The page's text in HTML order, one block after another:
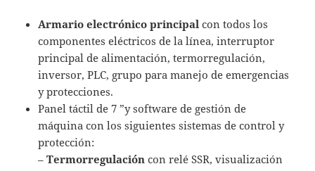
Armario electrónico principal con todos los
componentes eléctricos de la línea, interruptor
principal de alimentación, termorregulación,
inversor, PLC, grupo para manejo de emergencias
y protecciones.
Panel táctil de 7 ”y software de gestión de
máquina con los siguientes sistemas de control y
protección:
–Termorregulación con relé SSR, visualización